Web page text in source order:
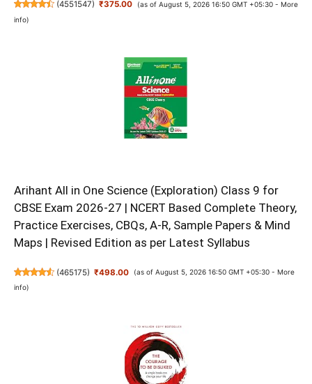
(4551547) ₹375.00 (as of August 5, 2026 16:50 GMT +05:30 - More
info)
Arihant All in One Science (Exploration) Class 9 for
CBSE Exam 2026-27 | NCERT Based Complete Theory,
Practice Exercises, CBQs, A-R, Sample Papers & Mind
Maps | Revised Edition as per Latest Syllabus
(465175) ₹498.00 (as of August 5, 2026 16:50 GMT +05:30 - More
info)